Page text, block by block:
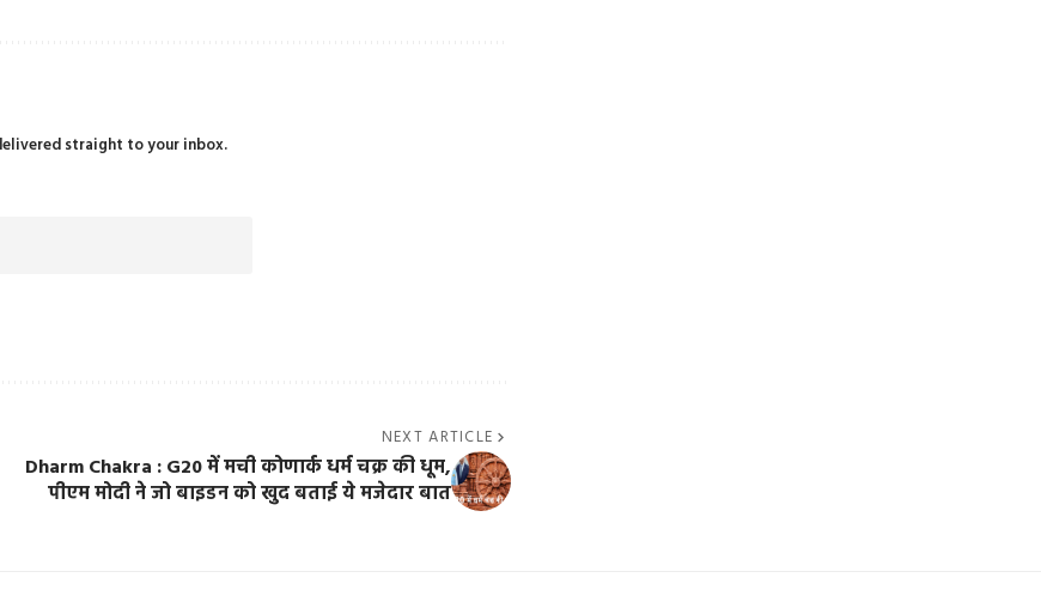
straight to your inbox.
NEXT ARTICLE
Dharm Chakra : G20 में मची कोणार्क धर्म चक्र की धूम,
पीएम मोदी ने जो बाइडन को खुद बताई ये मजेदार बात